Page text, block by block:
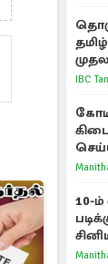
IBC
10-ம்